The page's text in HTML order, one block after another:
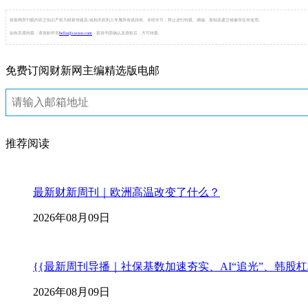
财新网所刊载内容之知识产权为财新传媒及/或相关权利人专属所有或持有。未经许可，禁止进行转载、摘编、复制及建立镜像等任何使用。
如有意愿转载，请发邮件至 hello@caixin.com ，获得书面确认及授权后，方可转载。
免费订阅财新网主编精选版电邮
推荐阅读
最新财新周刊｜欧洲高温改变了什么？
2026年08月09日
{{最新周刊导播｜社保基数加速夯实、AI“追光”、韩股
2026年08月09日